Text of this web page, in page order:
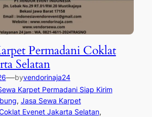
Permadani Coklat
Selatan
—byvendorinaja24
Karpet Permadani Siap Kirim
, Jasa Sewa Karpet
Evenet Jakarta Selatan